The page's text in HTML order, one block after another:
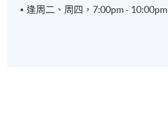
逢周二、周四，7:00pm - 10:00pm